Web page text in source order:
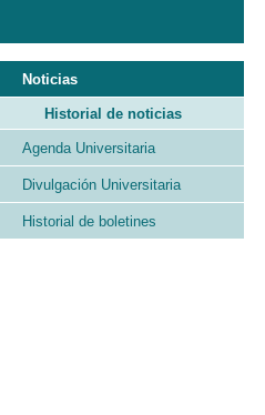
Noticias
Historial de noticias
Agenda Universitaria
Divulgación Universitaria
Historial de boletines